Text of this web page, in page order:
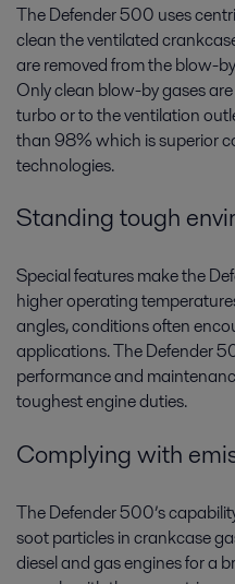
The Defender 500 uses
clean the ventilated
are removed from the blow-
Only clean blow-by gases
turbo or to the ventilation
than 98% which is superior
technologies.
Standing tough
Special features make the
higher operating
angles, conditions often
applications. The Defender
performance and
toughest engine duties.
Complying with
The Defender 500’s
soot particles in crankcase
diesel and gas engines for a